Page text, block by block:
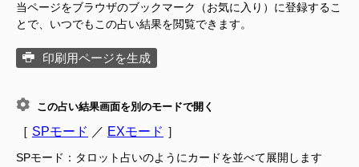
当ページをブラウザのブックマーク（お気に入り）に登録するこ
とで、いつでもこの占い結果を閲覧できます。
印刷用ページを生成
この占い結果画面を別のモードで開く
［ SPモード ／ EXモード ］
SPモード：タロット占いのようにカードを並べて展開します